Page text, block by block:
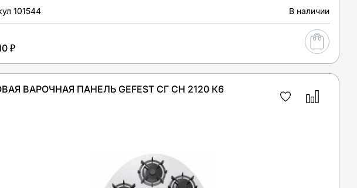
101544 В наличии
₽
ВАРОЧНАЯ ПАНЕЛЬ GEFEST СГ СН 2120 К6